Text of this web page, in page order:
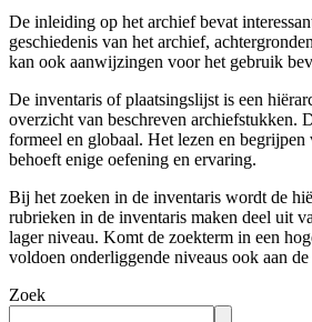
De inleiding op het archief bevat
geschiedenis van het archief,
kan ook aanwijzingen voor het gebruik
De inventaris of plaatsingslijst is een
overzicht van beschreven archiefstukken.
formeel en globaal. Het lezen en begrijpen
behoeft enige oefening en ervaring.
Bij het zoeken in de inventaris wordt de
rubrieken in de inventaris maken deel uit
lager niveau. Komt de zoekterm in een
voldoen onderliggende niveaus ook aan
Zoek